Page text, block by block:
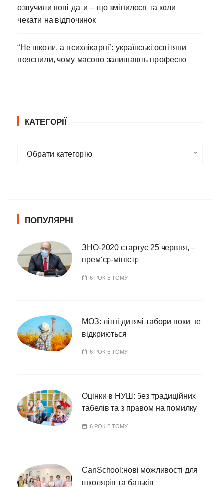
озвучили нові дати – що змінилося та коли
чекати на відпочинок
“Не школи, а психлікарні”: українські освітяни
пояснили, чому масово залишають професію
КАТЕГОРІЇ
р
Обрати категорію
ПОПУЛЯРНІ
ЗНО-2020 стартує 25 червня, –
прем’єр-міністр
6 РОКІВ ТОМУ
МОЗ: літні дитячі табори поки не
відкриються
6 РОКІВ ТОМУ
Оцінки в НУШ: без традиційних
табелів та з правом на помилку
6 РОКІВ ТОМУ
CanSchool:нові можливості для
школярів та батьків